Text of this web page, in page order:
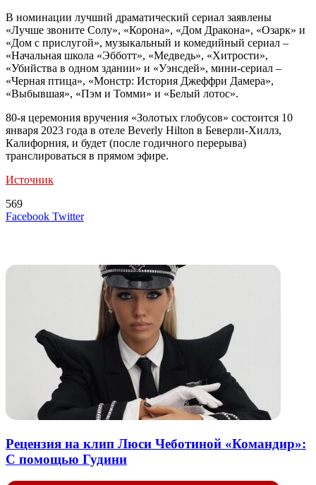
В номинации лучший драматический сериал заявлены
«Лучше звоните Солу», «Корона», «Дом Дракона», «Озарк» и
«Дом с прислугой», музыкальный и комедийный сериал –
«Начальная школа «Эбботт», «Медведь», «Хитрости»,
«Убийства в одном здании» и «Уэнсдей», мини-сериал –
«Черная птица», «Монстр: История Джеффри Дамера»,
«Выбывшая», «Пэм и Томми» и «Белый лотос».
80-я церемония вручения «Золотых глобусов» состоится 10
января 2023 года в отеле Beverly Hilton в Беверли-Хиллз,
Калифорния, и будет (после годичного перерыва)
транслироваться в прямом эфире.
Источник
569
Facebook TwitterLinkedIn
Tumblr
Reddit
Вконтакте
Одноклассники
Skype
Messenger
Messenger
WhatsApp
Telegram
Viber
Line
Поделиться
Печатать
Рецензия на клип Люси Чеботиной «Командир»:
С помощью Гудини